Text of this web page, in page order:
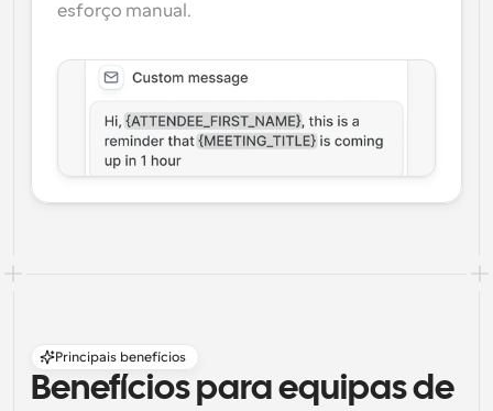
esforço manual.
Principais benefícios
Benefícios para equipas de